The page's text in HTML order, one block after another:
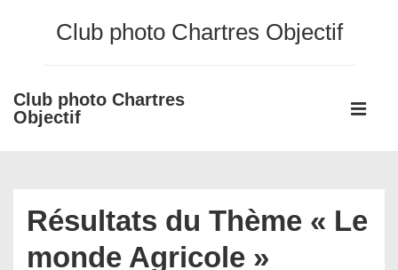
principal
Club photo Chartres Objectif
Club photo Chartres
Objectif
Main
Résultats du Thème « Le
monde Agricole »